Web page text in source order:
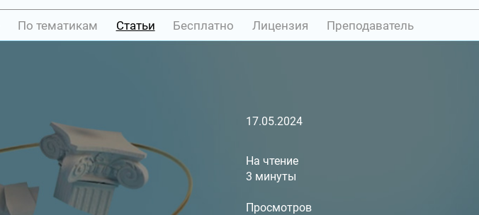
По тематикам Статьи Бесплатно Лицензия Преподаватель
17.05.2024
На чтение
3 минуты
Просмотров